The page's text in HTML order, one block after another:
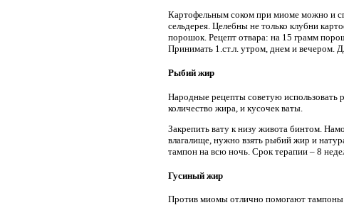
Картофельным соком при миоме можно и
сельдерея. Целебны не только клубни
порошок. Рецепт отвара: на 15 грамм
Принимать 1.ст.л. утром, днем и вечером.
Рыбий жир
Народные рецепты советую использовать
количество жира, и кусочек ваты.
Закрепить вату к низу живота бинтом.
влагалище, нужно взять рыбий жир и
тампон на всю ночь. Срок терапии – 8
Гусиный жир
Против миомы отлично помогают